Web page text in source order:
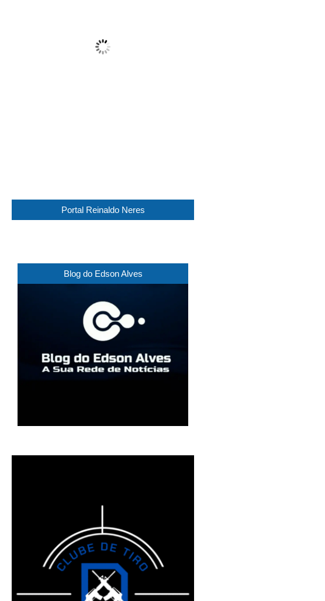
Wind Gust:
Portal Reinaldo Neres
Blog do Edson Alves